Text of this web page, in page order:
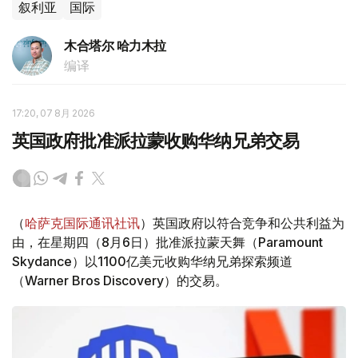
叙利亚 国际
木合塔尔 哈力木拉
编译
17:20, 07 8月 2026
英国政府批准派拉蒙收购华纳兄弟交易
（哈萨克国际通讯社讯）英国政府以符合竞争和公共利益为
由，在星期四（8月6日）批准派拉蒙天舞（Paramount
Skydance）以1100亿美元收购华纳兄弟探索频道
（Warner Bros Discovery）的交易。